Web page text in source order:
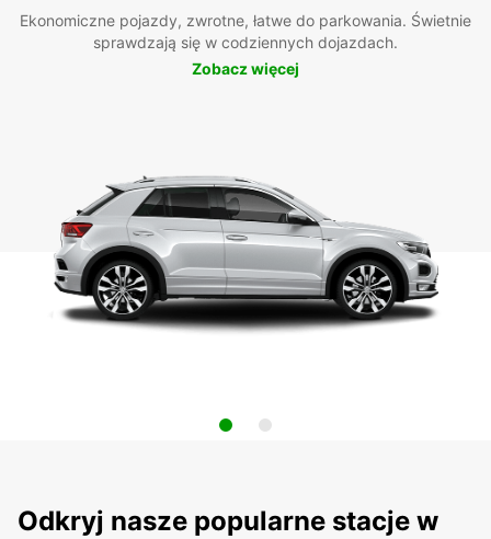
Ekonomiczne pojazdy, zwrotne, łatwe do parkowania. Świetnie
sprawdzają się w codziennych dojazdach.
Zobacz więcej
Odkryj nasze popularne stacje w